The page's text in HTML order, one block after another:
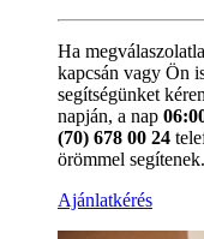
Ha
kapcsán vagy Ön
segítségünket
napján, a nap
(70) 678 00 24
örömmel segítenek.
Ajánlatkérés